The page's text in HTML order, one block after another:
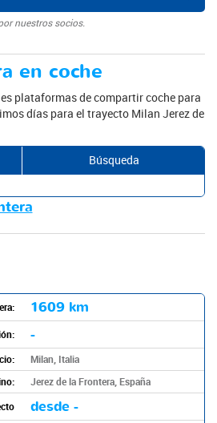
nuestros socios.
en coche
plataformas de compartir coche para
días para el trayecto Milan Jerez de
Búsqueda
1609 km
-
Milan, Italia
Jerez de la Frontera, España
desde -